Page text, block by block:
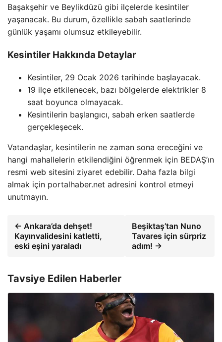
Başakşehir ve Beylikdüzü gibi ilçelerde kesintiler
yaşanacak. Bu durum, özellikle sabah saatlerinde
günlük yaşamı olumsuz etkileyebilir.
Kesintiler Hakkında Detaylar
Kesintiler, 29 Ocak 2026 tarihinde başlayacak.
19 ilçe etkilenecek, bazı bölgelerde elektrikler 8
saat boyunca olmayacak.
Kesintilerin başlangıcı, sabah erken saatlerde
gerçekleşecek.
Vatandaşlar, kesintilerin ne zaman sona ereceğini ve
hangi mahallelerin etkilendiğini öğrenmek için BEDAŞ’ın
resmi web sitesini ziyaret edebilir. Daha fazla bilgi
almak için portalhaber.net adresini kontrol etmeyi
unutmayın.
← Ankara’da dehşet!
Kayınvalidesini katletti,
eski eşini yaraladı
Beşiktaş’tan Nuno
Tavares için sürpriz
adım! →
Tavsiye Edilen Haberler